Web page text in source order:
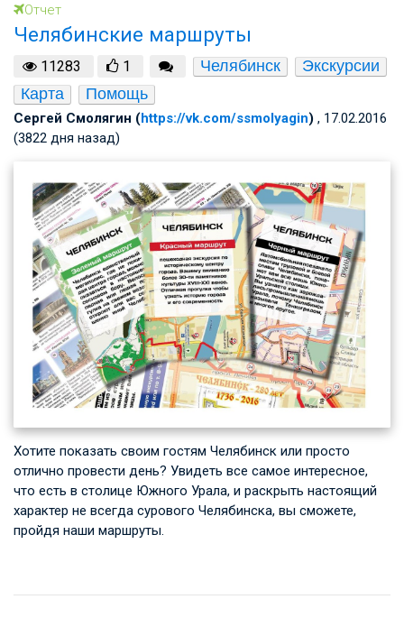
Отчет
Челябинские маршруты
11283 1 Челябинск
Экскурсии
Карта
Помощь
Сергей Смолягин (https://vk.com/ssmolyagin) , 17.02.2016
(3822 дня назад)
Хотите показать своим гостям Челябинск или просто
отлично провести день? Увидеть все самое интересное,
что есть в столице Южного Урала, и раскрыть настоящий
характер не всегда сурового Челябинска, вы сможете,
пройдя наши маршруты.